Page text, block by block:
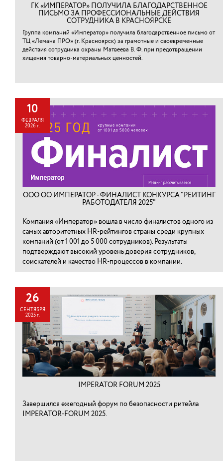
ГК «ИМПЕРАТОР» ПОЛУЧИЛА БЛАГОДАРСТВЕННОЕ
ПИСЬМО ЗА ПРОФЕССИОНАЛЬНЫЕ ДЕЙСТВИЯ
СОТРУДНИКА В КРАСНОЯРСКЕ
Группа компаний «Император» получила благодарственное письмо от
ТЦ «Лемана ПРО» (г. Красноярск) за грамотные и своевременные
действия сотрудника охраны Матвеева В. Ф. при предотвращении
хищения товарно-материальных ценностей.⁠
10
ФЕВРАЛЯ
2026 г.
ООО ОО ИМПЕРАТОР - ФИНАЛИСТ КОНКУРСА "РЕЙТИНГ
РАБОТОДАТЕЛЯ 2025"
Компания «Император» вошла в число финалистов одного из
самых авторитетных HR-рейтингов страны среди крупных
компаний (от 1 001 до 5 000 сотрудников). Результаты
подтверждают высокий уровень доверия сотрудников,
соискателей и качество HR-процессов в компании.
26
СЕНТЯБРЯ
2025 г.
IMPERATOR FORUM 2025
Завершился ежегодный форум по безопасности ритейла
IMPERATOR-FORUM 2025.